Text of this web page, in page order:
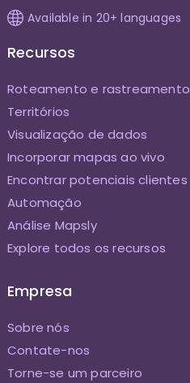
Available in 20+ languages
Recursos
Roteamento e rastreamento
Territórios
Visualização de dados
Incorporar mapas ao vivo
Encontrar potenciais clientes
Automação
Análise Mapsly
Explore todos os recursos
Empresa
Sobre nós
Contate-nos
Torne-se um parceiro